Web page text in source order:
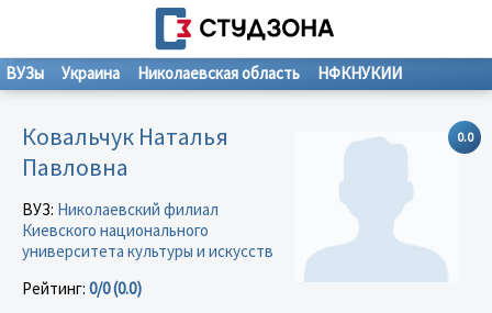
ВУЗы Украина Николаевская область НФКНУКИИ
0.0
Ковальчук Наталья
Павловна
ВУЗ: Николаевский филиал
Киевского национального
университета культуры и искусств
Рейтинг: 0/0 (0.0)